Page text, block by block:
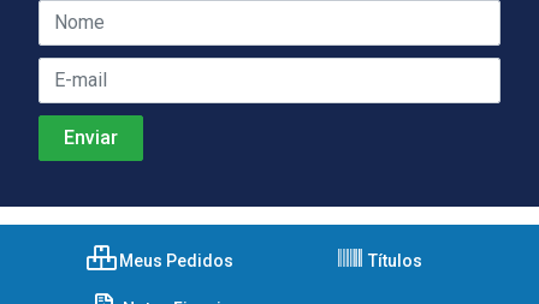
Meus Pedidos Títulos